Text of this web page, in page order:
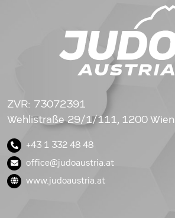
ZVR: 73072391
Wehlistraße 29/1/111, 1200 Wien
+43 1 332 48 48
office@judoaustria.at
www.judoaustria.at